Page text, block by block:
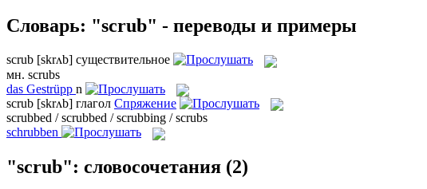
Словарь: "scrub" - переводы и примеры
scrub [skrʌb] существительное
мн. scrubs
das Gestrüpp n
scrub [skrʌb] глагол Спряжение
scrubbed / scrubbed / scrubbing / scrubs
schrubben
"scrub": словосочетания (2)